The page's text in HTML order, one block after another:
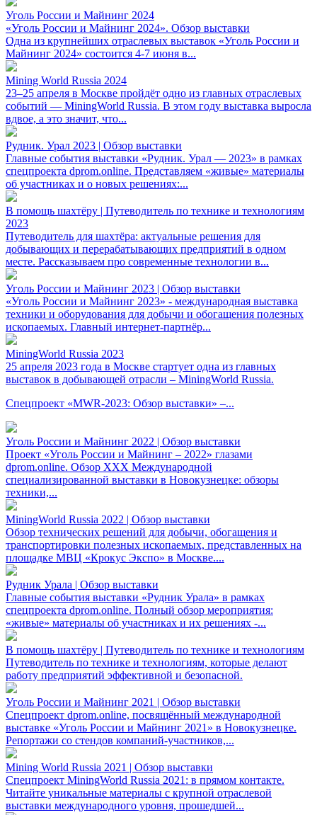
Уголь России и Майнинг 2024
«Уголь России и Майнинг 2024». Обзор выставки
Одна из крупнейших отраслевых выставок «Уголь России и
Майнинг 2024» состоится 4-7 июня в...
Mining World Russia 2024
23–25 апреля в Москве пройдёт одно из главных отраслевых
событий — MiningWorld Russia. В этом году выставка выросла
вдвое, а это значит, что...
Рудник. Урал 2023 | Обзор выставки
Главные события выставки «Рудник. Урал — 2023» в рамках
спецпроекта dprom.online. Представляем «живые» материалы
об участниках и о новых решениях:...
В помощь шахтёру | Путеводитель по технике и технологиям
2023
Путеводитель для шахтёра: актуальные решения для
добывающих и перерабатывающих предприятий в одном
месте. Рассказываем про современные технологии в...
Уголь России и Майнинг 2023 | Обзор выставки
«Уголь России и Майнинг 2023» - международная выставка
техники и оборудования для добычи и обогащения полезных
ископаемых. Главный интернет-партнёр...
MiningWorld Russia 2023
25 апреля 2023 года в Москве стартует одна из главных
выставок в добывающей отрасли – MiningWorld Russia.
Спецпроект «MWR-2023: Обзор выставки» –...
Уголь России и Майнинг 2022 | Обзор выставки
Проект «Уголь России и Майнинг – 2022» глазами
dprom.online. Обзор XXX Международной
специализированной выставки в Новокузнецке: обзоры
техники,...
MiningWorld Russia 2022 | Обзор выставки
Обзор технических решений для добычи, обогащения и
транспортировки полезных ископаемых, представленных на
площадке МВЦ «Крокус Экспо» в Москве....
Рудник Урала | Обзор выставки
Главные события выставки «Рудник Урала» в рамках
спецпроекта dprom.online. Полный обзор мероприятия:
«живые» материалы об участниках и их решениях -...
В помощь шахтёру | Путеводитель по технике и технологиям
Путеводитель по технике и технологиям, которые делают
работу предприятий эффективной и безопасной.
Уголь России и Майнинг 2021 | Обзор выставки
Спецпроект dprom.online, посвящённый международной
выставке «Уголь России и Майнинг 2021» в Новокузнецке.
Репортажи со стендов компаний-участников,...
Mining World Russia 2021 | Обзор выставки
Спецпроект MiningWorld Russia 2021: в прямом контакте.
Читайте уникальные материалы с крупной отраслевой
выставки международного уровня, прошедшей...